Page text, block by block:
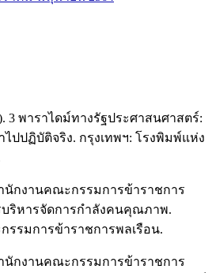
3 พาราไดม์ทางรัฐประศาสนศาสตร์:
ปปฏิบัติจริง. กรุงเทพฯ: โรงพิมพ์แห่ง
นักงานคณะกรรมการข้าราชการ
บริหารจัดการกำลังคนคุณภาพ.
รรมการข้าราชการพลเรือน.
นักงานคณะกรรมการข้าราชการ